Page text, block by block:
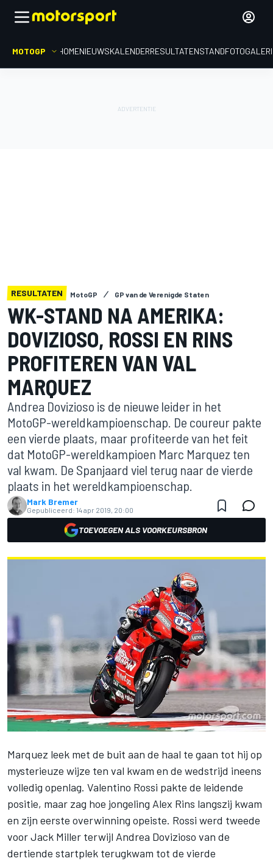
MOTOGP HOMENIEUWSKALENDERRESULTATENSTAND
RESULTATEN MotoGP GP van de Verenigde Staten
WK-STAND NA AMERIKA:
DOVIZIOSO, ROSSI EN RINS
PROFITEREN VAN VAL
MARQUEZ
Andrea Dovizioso is de nieuwe leider in het
MotoGP-wereldkampioenschap. De coureur pakte
een vierde plaats, maar profiteerde van het feit
dat MotoGP-wereldkampioen Marc Marquez ten
val kwam. De Spanjaard viel terug naar de vierde
plaats in het wereldkampioenschap.
Mark Bremer
Gepubliceerd: 14 apr 2019, 20:00
TOEVOEGEN ALS VOORKEURSBRON
Marquez leek met de buit aan de haal te gaan tot hij op
mysterieuze wijze ten val kwam en de wedstrijd ineens
volledig openlag. Valentino Rossi pakte de leidende
positie, maar zag hoe jongeling Alex Rins langszij kwam
en zijn eerste overwinning opeiste. Rossi werd tweede
voor Jack Miller terwijl Andrea Dovizioso van de
dertiende startplek terugkwam tot de vierde